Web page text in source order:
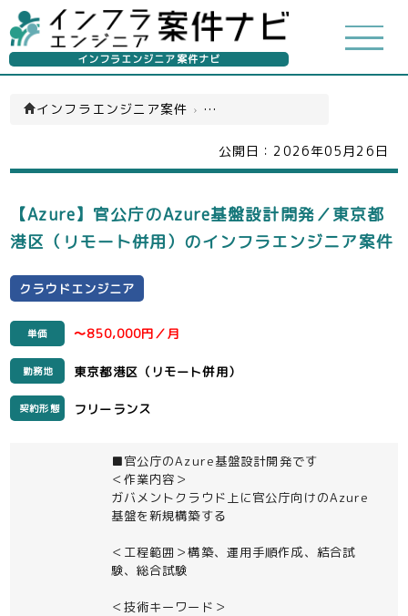
インフラエンジニア案件ナビ
インフラエンジニア案件 › クラウドエンジニア(一覧)
公開日： 2026年05月26日
【Azure】官公庁のAzure基盤設計開発／東京都
港区（リモート併用）のインフラエンジニア案件
クラウドエンジニア
単価 〜850,000円／月
勤務地 東京都港区（リモート併用）
契約形態 フリーランス
■官公庁のAzure基盤設計開発です
＜作業内容＞
ガバメントクラウド上に官公庁向けのAzure
基盤を新規構築する
＜工程範囲＞構築、運用手順作成、結合試
験、総合試験
＜技術キーワード＞